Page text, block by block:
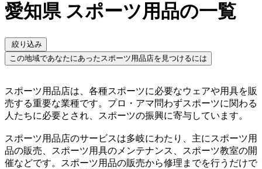
愛知県 スポーツ用品の一覧
絞り込み
この地域であなたにあったスポーツ用品店を見つけるには
スポーツ用品店は、各種スポーツに必要なウェアや用具を販
売する重要な業種です。プロ・アマ問わずスポーツに関わる
人たちに必要とされ、スポーツの振興に寄与しています。
スポーツ用品店のサービスは多岐にわたり、主にスポーツ用
品の販売、スポーツ用具のメンテナンス、スポーツ教室の開
催などです。スポーツ用品の販売から修理までを行うだけで